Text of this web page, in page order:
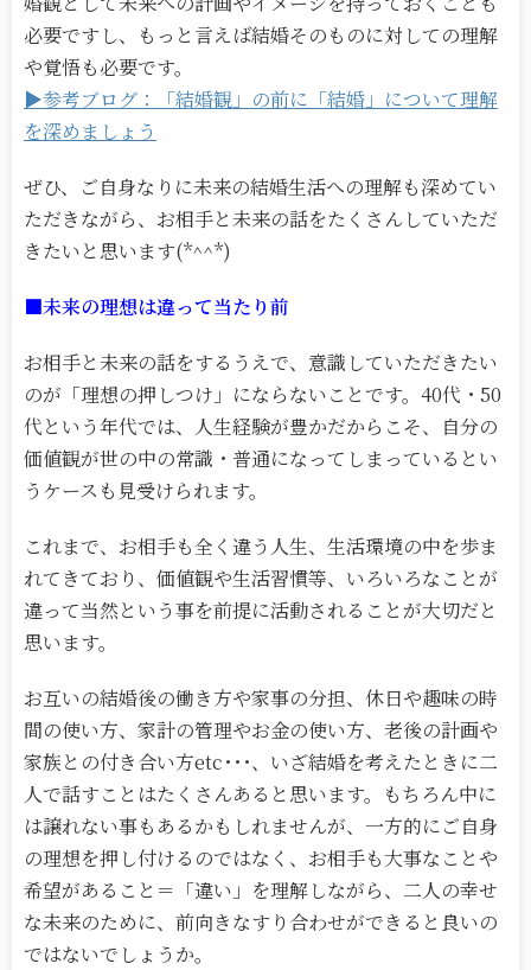
必要ですし、もっと言えば結婚そのものに対しての理解
や覚悟も必要です。
▶参考ブログ：「結婚観」の前に「結婚」について理解
を深めましょう
ぜひ、ご自身なりに未来の結婚生活への理解も深めてい
ただきながら、お相手と未来の話をたくさんしていただ
きたいと思います(*^^*)
■未来の理想は違って当たり前
お相手と未来の話をするうえで、意識していただきたい
のが「理想の押しつけ」にならないことです。40代・50
代という年代では、人生経験が豊かだからこそ、自分の
価値観が世の中の常識・普通になってしまっているとい
うケースも見受けられます。
これまで、お相手も全く違う人生、生活環境の中を歩ま
れてきており、価値観や生活習慣等、いろいろなことが
違って当然という事を前提に活動されることが大切だと
思います。
お互いの結婚後の働き方や家事の分担、休日や趣味の時
間の使い方、家計の管理やお金の使い方、老後の計画や
家族との付き合い方etc･･･、いざ結婚を考えたときに二
人で話すことはたくさんあると思います。もちろん中に
は譲れない事もあるかもしれませんが、一方的にご自身
の理想を押し付けるのではなく、お相手も大事なことや
希望があること＝「違い」を理解しながら、二人の幸せ
な未来のために、前向きなすり合わせができると良いの
ではないでしょうか。